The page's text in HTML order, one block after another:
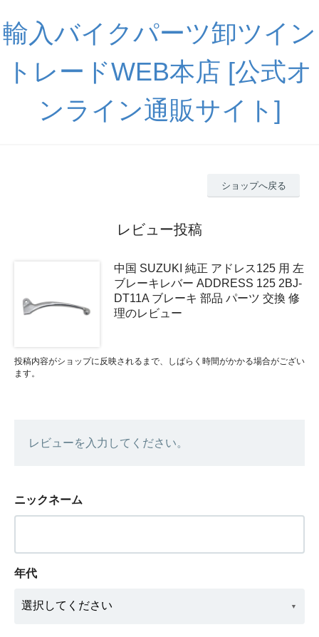
輸入バイクパーツ卸ツイン
トレードWEB本店 [公式オ
ンライン通販サイト]
ショップへ戻る
レビュー投稿
中国 SUZUKI 純正 アドレス125 用 左
ブレーキレバー ADDRESS 125 2BJ-
DT11A ブレーキ 部品 パーツ 交換 修
理のレビュー
投稿内容がショップに反映されるまで、しばらく時間がかかる場合がござい
ます。
レビューを入力してください。
ニックネーム
年代